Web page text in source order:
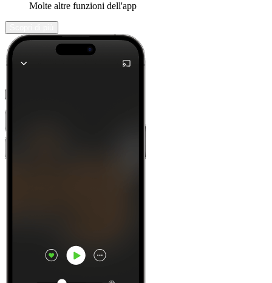
Molte altre funzioni dell'app